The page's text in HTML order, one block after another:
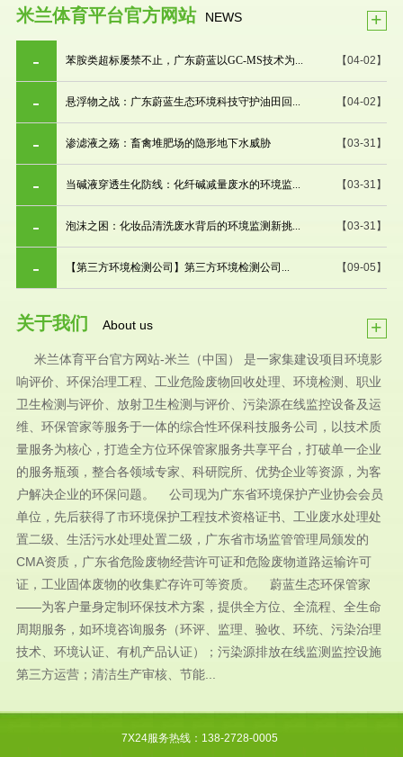
米兰体育平台官方网站 NEWS +
【04-02】
苯胺类超标屡禁不止，广东蔚蓝以GC-MS技术为...
【04-02】
悬浮物之战：广东蔚蓝生态环境科技守护油田回...
【03-31】
渗滤液之殇：畜禽堆肥场的隐形地下水威胁
【03-31】
当碱液穿透生化防线：化纤碱减量废水的环境监...
【03-31】
泡沫之困：化妆品清洗废水背后的环境监测新挑...
【09-05】
【第三方环境检测公司】第三方环境检测公司...
关于我们 About us +
米兰体育平台官方网站-米兰（中国） 是一家集建设项目环境影
响评价、环保治理工程、工业危险废物回收处理、环境检测、职业
卫生检测与评价、放射卫生检测与评价、污染源在线监控设备及运
维、环保管家等服务于一体的综合性环保科技服务公司，以技术质
量服务为核心，打造全方位环保管家服务共享平台，打破单一企业
的服务瓶颈，整合各领域专家、科研院所、优势企业等资源，为客
户解决企业的环保问题。 公司现为广东省环境保护产业协会会员
单位，先后获得了市环境保护工程技术资格证书、工业废水处理处
置二级、生活污水处理处置二级，广东省市场监管管理局颁发的
CMA资质，广东省危险废物经营许可证和危险废物道路运输许可
证，工业固体废物的收集贮存许可等资质。 蔚蓝生态环保管家
——为客户量身定制环保技术方案，提供全方位、全流程、全生命
周期服务，如环境咨询服务（环评、监理、验收、环统、污染治理
技术、环境认证、有机产品认证）；污染源排放在线监测监控设施
第三方运营；清洁生产审核、节能...
7X24服务热线：138-2728-0005